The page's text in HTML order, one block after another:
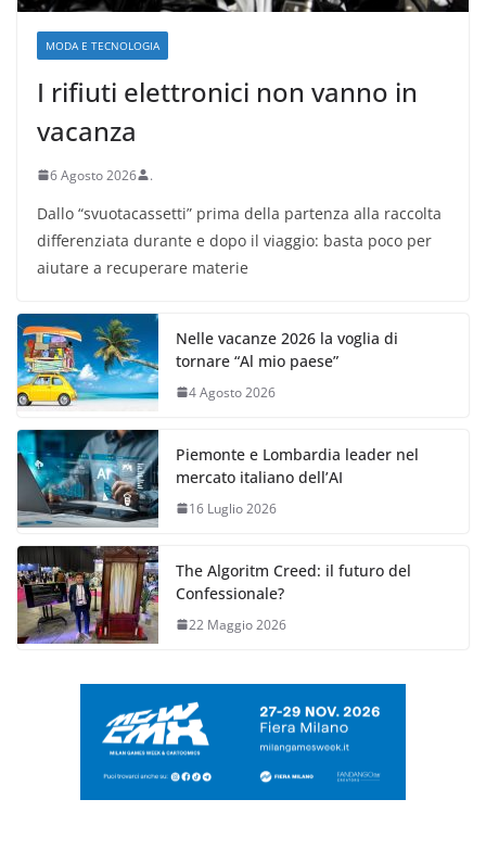
MODA E TECNOLOGIA
I rifiuti elettronici non vanno in
vacanza
6 Agosto 2026 .
Dallo “svuotacassetti” prima della partenza alla raccolta
differenziata durante e dopo il viaggio: basta poco per
aiutare a recuperare materie
Nelle vacanze 2026 la voglia di
tornare “Al mio paese”
4 Agosto 2026
Piemonte e Lombardia leader nel
mercato italiano dell’AI
16 Luglio 2026
The Algoritm Creed: il futuro del
Confessionale?
22 Maggio 2026